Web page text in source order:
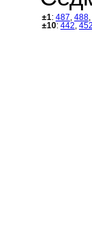
±1: 487 488
±10: 442 452